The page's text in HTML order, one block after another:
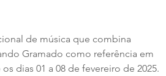
de música que combina
Gramado como referência em
dias 01 a 08 de fevereiro de 2025.